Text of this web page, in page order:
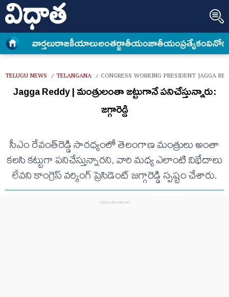
వార్త‌లురాజకీయాలుఅంత‌ర్జాతీయంజాతీయంప్రత్యేకం
TELUGU NEWS / TELANGANA / CONGRESS WORKING PRESIDENT JAGGA
Jagga Reddy | మంత్రులంతా జట్టుగానే పనిచేస్తున్నారు:
జగ్గారెడ్డి
సీఎం రేవంత్‌రెడ్డి సారధ్యంలో తెలంగాణ మంత్రులు అంతా
కలసి కట్టుగా పనిచేస్తున్నారని, వారి మధ్య ఎలాంటి విభేదాలు
లేవని కాంగ్రెస్ వర్కింగ్ ప్రెసిడెంట్ జగ్గారెడ్డి స్పష్టం చేశారు.